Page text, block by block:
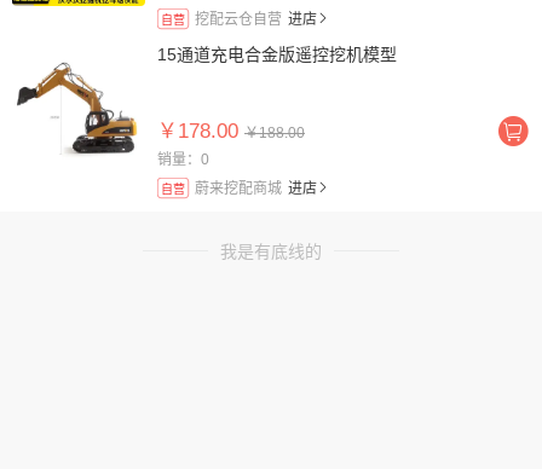
自营 挖配云仓自营 进店
15通道充电合金版遥控挖机模型
￥178.00 ￥188.00
销量：0
自营 蔚来挖配商城 进店
我是有底线的